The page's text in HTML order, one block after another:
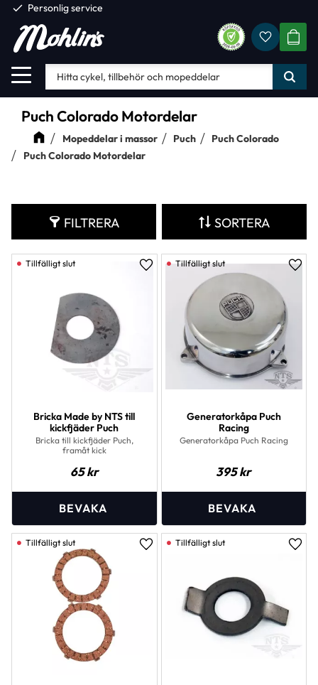
Meny
check Personlig service
Puch Colorado Motordelar
Mopeddelar i massor Puch
Puch Colorado
Puch Colorado Motordelar
FILTRERA SORTERA
Bricka Made by NTS till
kickfjäder Puch
Bricka till kickfjäder Puch,
framåt kick
65kr
Lägg till i favoriter
Generatorkåpa Puch
Racing
Generatorkåpa Puch Racing
395kr
Lägg till i favoriter